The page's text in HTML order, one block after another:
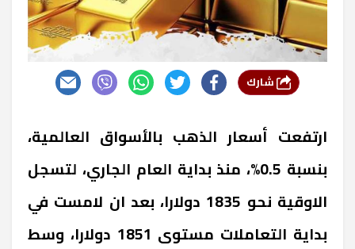
ارتفعت أسعار الذهب بالأسواق العالمية،
بنسبة 0.5%، منذ بداية العام الجاري، لتسجل
الاوقية نحو 1835 دولارا، بعد ان لامست في
بداية التعاملات مستوى 1851 دولارا، وسط